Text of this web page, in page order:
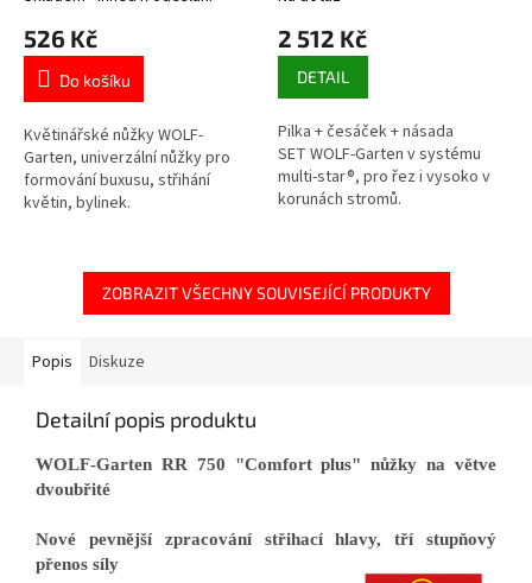
526 Kč
Do košíku
Květinářské nůžky WOLF-
Garten, univerzální nůžky pro
formování buxusu, střihání
květin, bylinek.
2 512 Kč
DETAIL
Pilka + česáček + násada
SET WOLF-Garten v systému
multi-star®, pro řez i vysoko v
korunách stromů.
ZOBRAZIT VŠECHNY SOUVISEJÍCÍ PRODUKTY
Popis Diskuze
Detailní popis produktu
WOLF-Garten RR 750 "Comfort plus" nůžky na větve
dvoubřité
Nové pevnější zpracování střihací hlavy, tří stupňový
přenos síly